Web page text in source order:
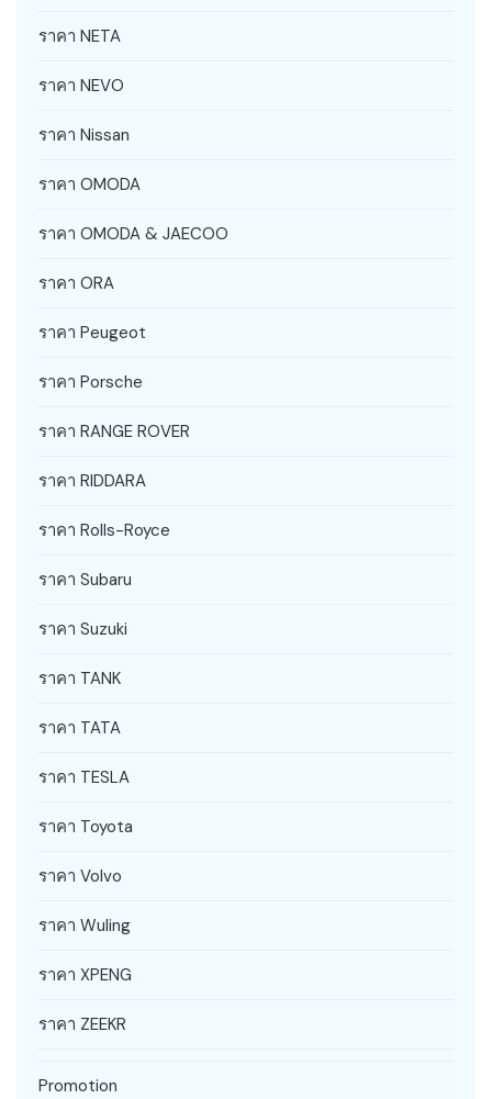
ราคา NETA
ราคา NEVO
ราคา Nissan
ราคา OMODA
ราคา OMODA & JAECOO
ราคา ORA
ราคา Peugeot
ราคา Porsche
ราคา RANGE ROVER
ราคา RIDDARA
ราคา Rolls-Royce
ราคา Subaru
ราคา Suzuki
ราคา TANK
ราคา TATA
ราคา TESLA
ราคา Toyota
ราคา Volvo
ราคา Wuling
ราคา XPENG
ราคา ZEEKR
Promotion